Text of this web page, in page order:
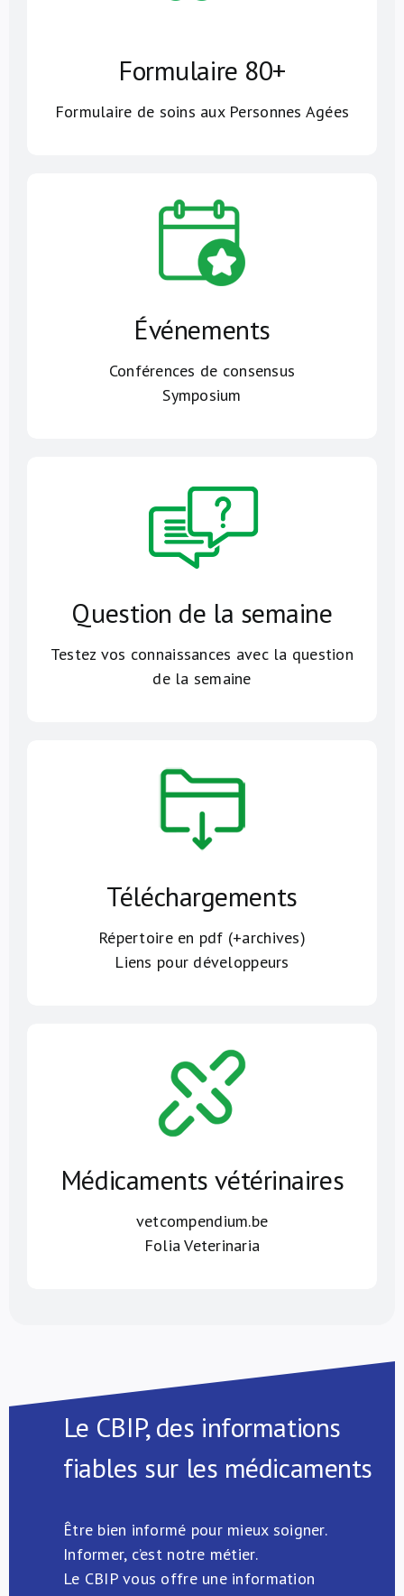
Formulaire 80+
Formulaire de soins aux Personnes Agées
Événements
Conférences de consensus
Symposium
Question de la semaine
Testez vos connaissances avec la question
de la semaine
Téléchargements
Répertoire en pdf (+archives)
Liens pour développeurs
Médicaments vétérinaires
vetcompendium.be
Folia Veterinaria
Le CBIP, des informations
fiables sur les médicaments
Être bien informé pour mieux soigner.
Informer, c’est notre métier.
Le CBIP vous offre une information